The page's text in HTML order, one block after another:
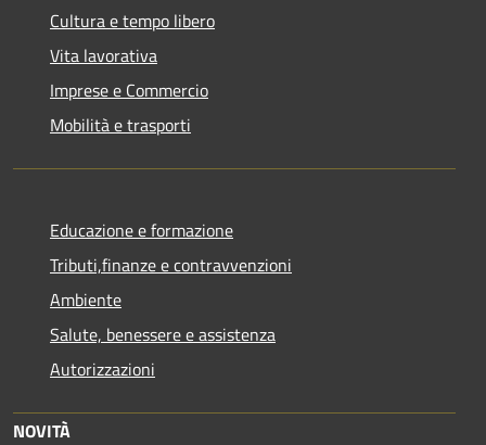
Cultura e tempo libero
Vita lavorativa
Imprese e Commercio
Mobilità e trasporti
Educazione e formazione
Tributi,finanze e contravvenzioni
Ambiente
Salute, benessere e assistenza
Autorizzazioni
NOVITÀ